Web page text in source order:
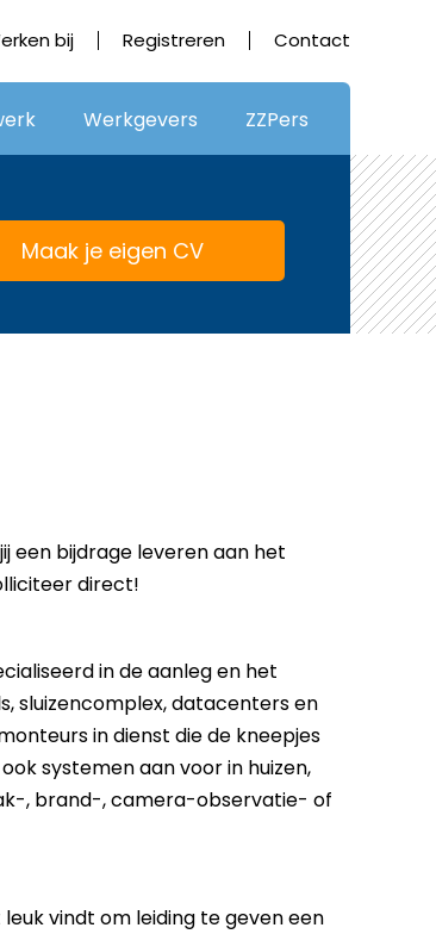
bij Registreren Contact
Werkgevers ZZPers
Maak je eigen CV
een bijdrage leveren aan het
direct!
in de aanleg en het
sluizencomplex, datacenters en
in dienst die de kneepjes
systemen aan voor in huizen,
, brand-, camera-observatie- of
vindt om leiding te geven een